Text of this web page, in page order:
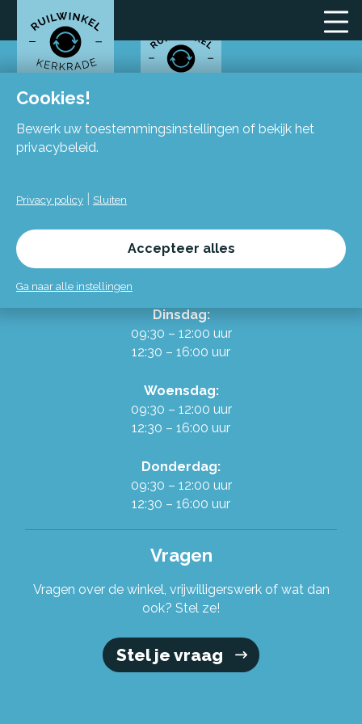
Alles over de Ruilwinkel
Werken in de Ruilwinkel
Onze organisatie
Stel je vraag!
Locatie
(bij binnenkomst grote trap omhoog)
6466 LZ Kerkrade
Openingstijden
Dinsdag:
09:30 – 12:00 uur
12:30 – 16:00 uur
Woensdag:
09:30 – 12:00 uur
12:30 – 16:00 uur
Donderdag:
09:30 – 12:00 uur
12:30 – 16:00 uur
Vragen
Vragen over de winkel, vrijwilligerswerk of wat dan
ook? Stel ze!
Stel je vraag
Cookies!
Bewerk uw toestemmingsinstellingen of bekijk het
privacybeleid.
Privacy policy Sluiten
Accepteer alles
Ga naar alle instellingen